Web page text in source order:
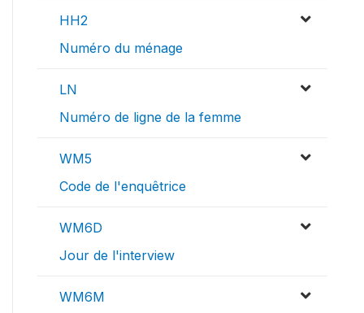
HH2
Numéro du ménage
LN
Numéro de ligne de la femme
WM5
Code de l'enquêtrice
WM6D
Jour de l'interview
WM6M